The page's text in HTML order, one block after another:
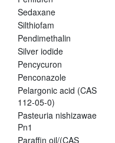
Sedaxane
Silthiofam
Pendimethalin
Silver iodide
Pencycuron
Penconazole
Pelargonic acid (CAS
112-05-0)
Pasteuria nishizawae
Pn1
Paraffin oil/(CAS